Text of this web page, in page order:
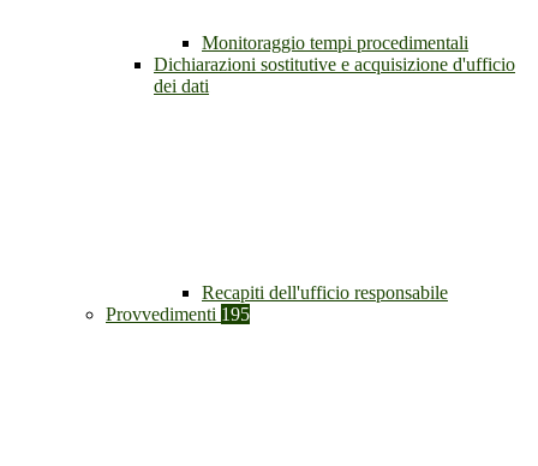
Monitoraggio tempi procedimentali
Dichiarazioni sostitutive e acquisizione d'ufficio
dei dati
Recapiti dell'ufficio responsabile
Provvedimenti 195